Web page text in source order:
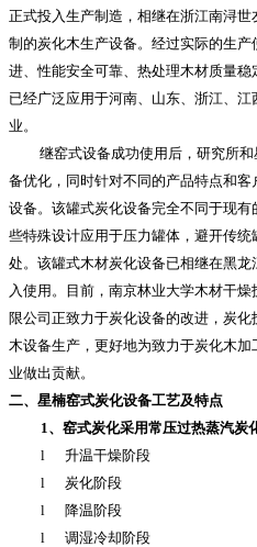
正式投入生产制造，相继在浙江南浔
制的炭化木生产设备。经过实际的生
进、性能安全可靠、热处理木材质量
已经广泛应用于河南、山东、浙江、
业。
继窑式设备成功使用后，研究所
备优化，同时针对不同的产品特点和
设备。该罐式炭化设备完全不同于现
些特殊设计应用于压力罐体，避开传
处。该罐式木材炭化设备已相继在黑
入使用。目前，南京林业大学木材干
限公司正致力于炭化设备的改进，炭
木设备生产，更好地为致力于炭化木
业做出贡献。
二、星楠窑式炭化设备工艺及特点
1、窑式炭化采用常压过热蒸汽炭
l
升温干燥阶段
l
炭化阶段
l
降温阶段
l
调湿冷却阶段